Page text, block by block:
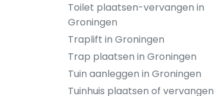
Toilet plaatsen-vervangen in
Groningen
Traplift in Groningen
Trap plaatsen in Groningen
Tuin aanleggen in Groningen
Tuinhuis plaatsen of vervangen